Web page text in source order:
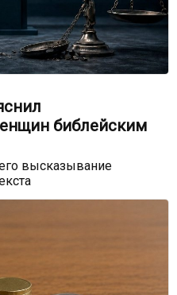
библейским
высказывание